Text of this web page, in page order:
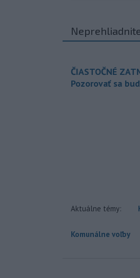
ČIASTOČNÉ
Pozorovať sa
Aktuálne témy:
Komunálne voľby